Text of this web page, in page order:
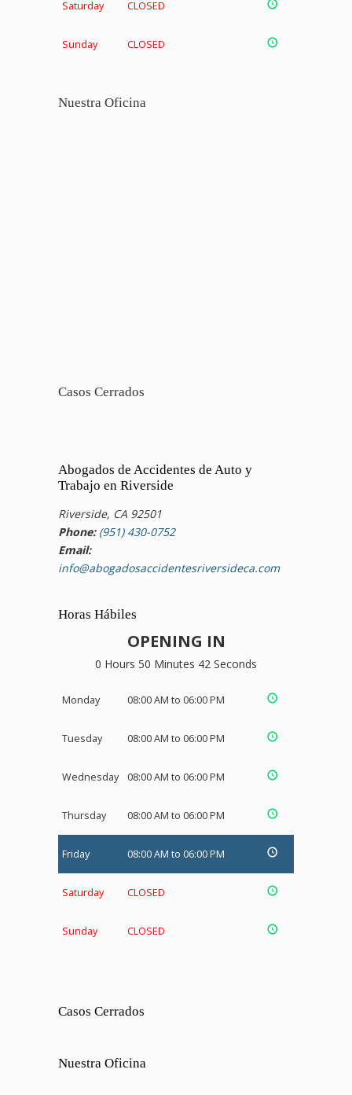
Saturday CLOSED
Sunday CLOSED
Nuestra Oficina
Casos Cerrados
Abogados de Accidentes de Auto y
Trabajo en Riverside
Riverside, CA 92501
Phone: (951) 430-0752
Email:
info@abogadosaccidentesriversideca.com
Horas Hábiles
OPENING IN
0 Hours 50 Minutes 42 Seconds
Monday 08:00 AM to 06:00 PM
Tuesday 08:00 AM to 06:00 PM
Wednesday 08:00 AM to 06:00 PM
Thursday 08:00 AM to 06:00 PM
Friday 08:00 AM to 06:00 PM
Saturday CLOSED
Sunday CLOSED
Casos Cerrados
Nuestra Oficina